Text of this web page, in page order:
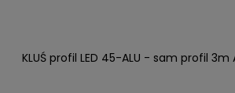
KLUŚ profil LED 45-ALU - sam profil 3m